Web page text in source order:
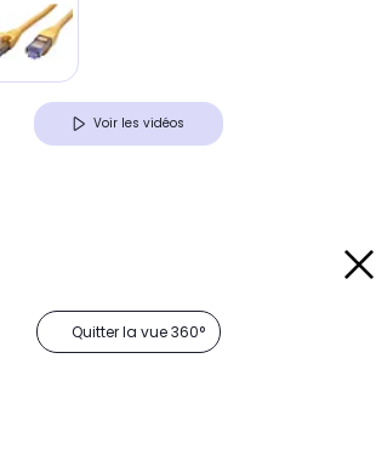
Voir les vidéos
Quitter la vue 360°